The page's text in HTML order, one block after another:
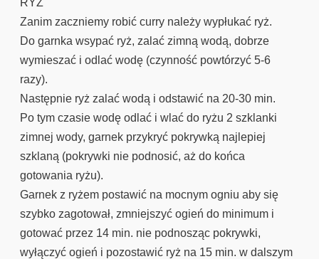
Zanim zaczniemy robić curry należy wypłukać ryż.
Do garnka wsypać ryż, zalać zimną wodą, dobrze
wymieszać i odlać wodę (czynność powtórzyć 5-6
razy).
Następnie ryż zalać wodą i odstawić na 20-30 min.
Po tym czasie wodę odlać i wlać do ryżu 2 szklanki
zimnej wody, garnek przykryć pokrywką najlepiej
szklaną (pokrywki nie podnosić, aż do końca
gotowania ryżu).
Garnek z ryżem postawić na mocnym ogniu aby się
szybko zagotował, zmniejszyć ogień do minimum i
gotować przez 14 min. nie podnosząc pokrywki,
wyłączyć ogień i pozostawić ryż na 15 min. w dalszym